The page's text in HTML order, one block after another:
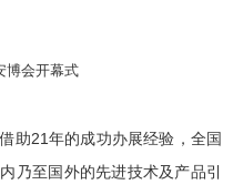
博会开幕式
21年的成功办展经验，全国
乃至国外的先进技术及产品引